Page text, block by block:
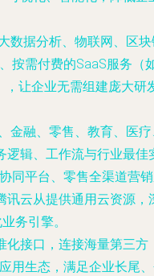
数据分析、物联网、区
按需付费的SaaS服务（
，让企业无需组建庞大研
金融、零售、教育、医
逻辑、工作流与行业最佳
同平台、零售全渠道营
讯云从提供通用云资源，
务引擎。
化接口，连接海量第三方
用生态，满足企业长尾